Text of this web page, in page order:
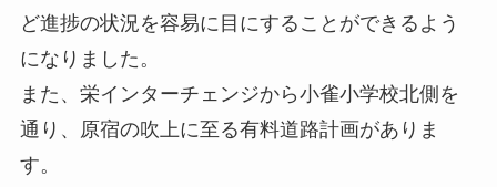
ど進捗の状況を容易に目にすることができるよう
になりました。
また、栄インターチェンジから小雀小学校北側を
通り、原宿の吹上に至る有料道路計画がありま
す。